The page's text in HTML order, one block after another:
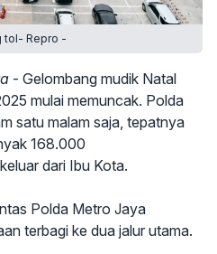
tol- Repro -
- Gelombang mudik Natal
mulai memuncak. Polda
satu malam saja, tepatnya
168.000
dari Ibu Kota.
Polda Metro Jaya
terbagi ke dua jalur utama.